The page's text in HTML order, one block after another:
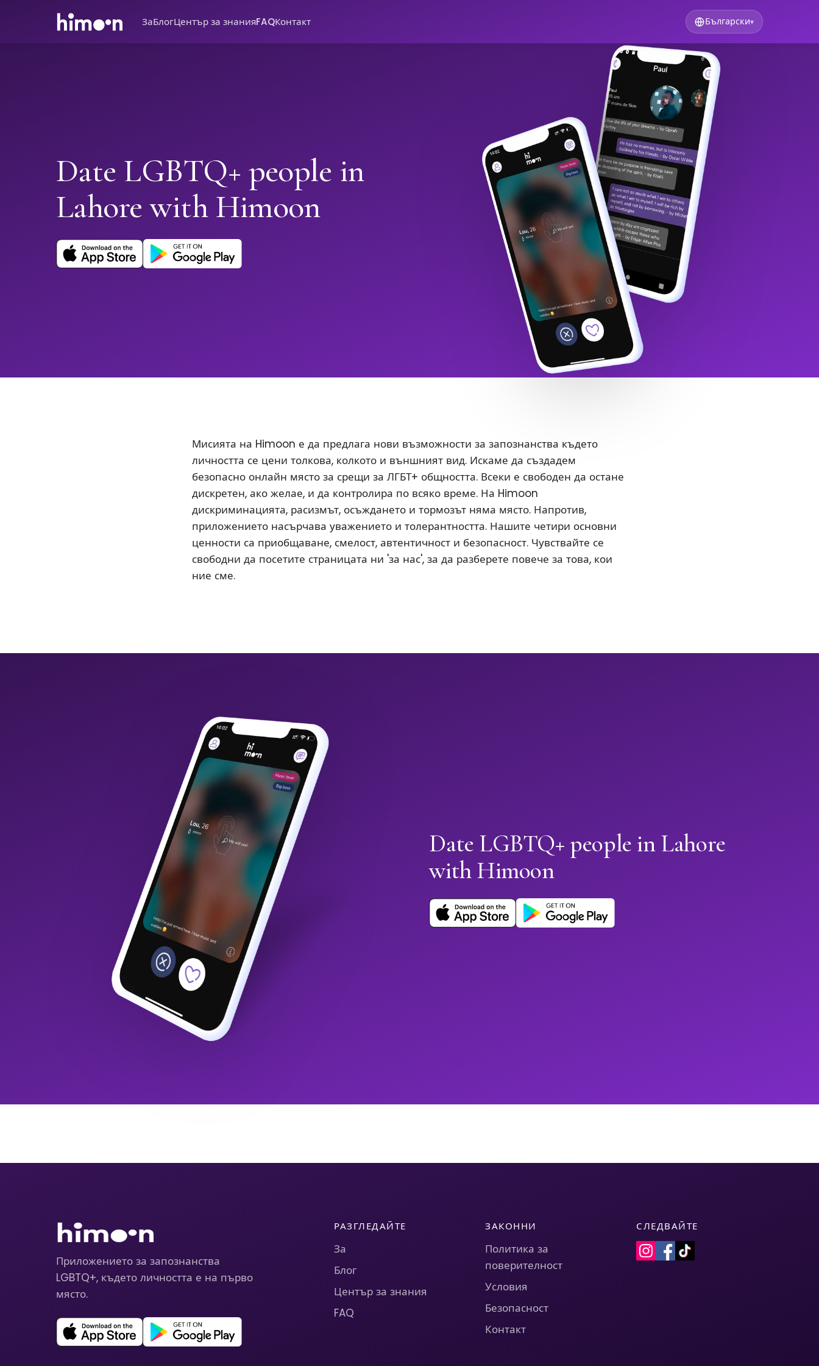
ЗаБлогЦентър за знанияFAQКонтакт Български▾
Date LGBTQ+ people in
Lahore with Himoon
Мисията на Himoon е да предлага нови възможности за запознанства където
личността се цени толкова, колкото и външният вид. Искаме да създадем
безопасно онлайн място за срещи за ЛГБТ+ общността. Всеки е свободен да остане
дискретен, ако желае, и да контролира по всяко време. На Himoon
дискриминацията, расизмът, осъждането и тормозът няма място. Напротив,
приложението насърчава уважението и толерантността. Нашите четири основни
ценности са приобщаване, смелост, автентичност и безопасност. Чувствайте се
свободни да посетите страницата ни 'за нас', за да разберете повече за това, кои
ние сме.
Date LGBTQ+ people in Lahore
with Himoon
Приложението за запознанства
LGBTQ+, където личността е на първо
място.
РАЗГЛЕДАЙТЕ
За
Блог
Център за знания
FAQ
ЗАКОННИ
Политика за
поверителност
Условия
Безопасност
Контакт
СЛЕДВАЙТЕ